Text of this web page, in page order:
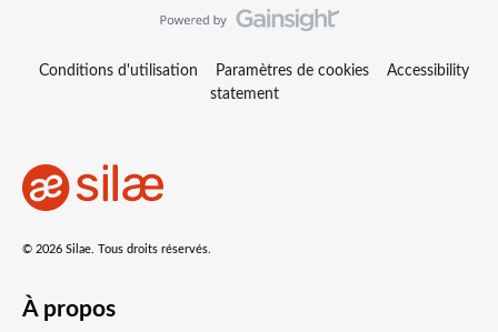
Conditions d'utilisation Paramètres de cookies
Accessibility
statement
© 2026 Silae. Tous droits réservés.
À propos